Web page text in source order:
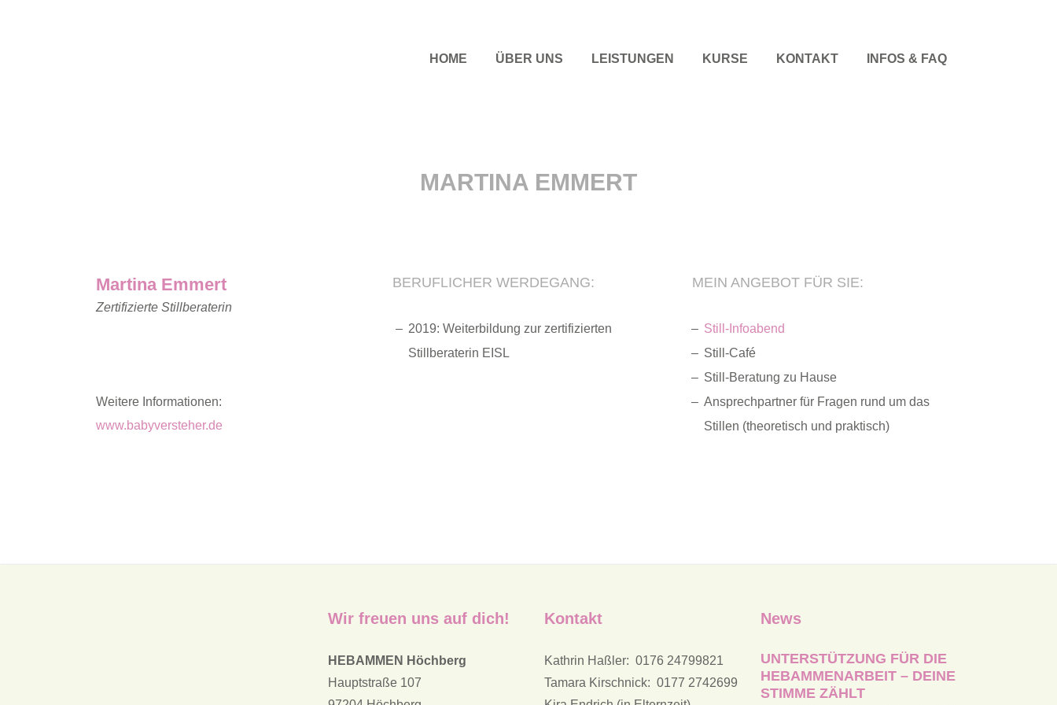
HOME ÜBER UNS LEISTUNGEN KURSE KONTAKT INFOS & FAQ
MARTINA EMMERT
Martina Emmert
Zertifizierte Stillberaterin
Weitere Informationen:
www.babyversteher.de
BERUFLICHER WERDEGANG:
2019: Weiterbildung zur zertifizierten
Stillberaterin EISL
MEIN ANGEBOT FÜR SIE:
Still-Infoabend
Still-Café
Still-Beratung zu Hause
Ansprechpartner für Fragen rund um das
Stillen (theoretisch und praktisch)
Wir freuen uns auf dich!
HEBAMMEN Höchberg
Hauptstraße 107
Kontakt
Kathrin Haßler: 0176 24799821
Tamara Kirschnick: 0177 2742699
News
UNTERSTÜTZUNG FÜR DIE
HEBAMMENARBEIT – DEINE
STIMME ZÄHLT